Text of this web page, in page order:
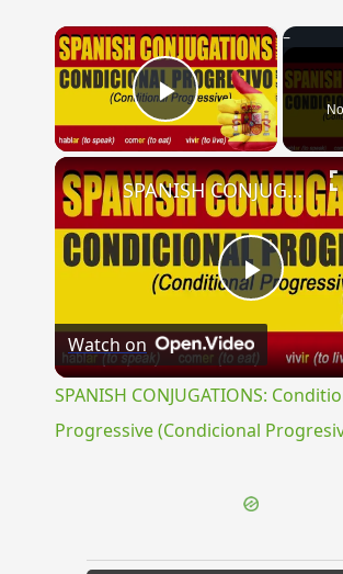
×
Play Video
Play
Video
SPANISH CONJUGATIONS: Conditional Progressive (Condicional Progresivo)
Watch on
SPANISH CONJUGATIONS:
Progressive (Condicional